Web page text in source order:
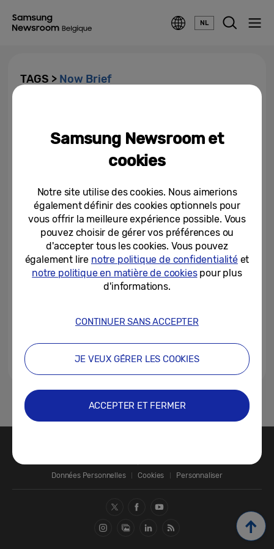
NL
TAGS > Now Brief
des utilisateurs et de leurs...
16-04-2026
mais sans effort : Comment les
fonctionnalités Galaxy AI du...
04-08-2025
1
Données Personnelles
Cookies Personnaliser
Samsung Newsroom et
cookies
Notre site utilise des cookies. Nous aimerions
également définir des cookies optionnels pour
vous offrir la meilleure expérience possible. Vous
pouvez choisir de gérer vos préférences ou
d'accepter tous les cookies. Vous pouvez
également lire notre politique de confidentialitéet
notre politique en matière de cookiespour plus
d'informations.
CONTINUER SANS ACCEPTER
JE VEUX GÉRER LES COOKIES
ACCEPTER ET FERMER